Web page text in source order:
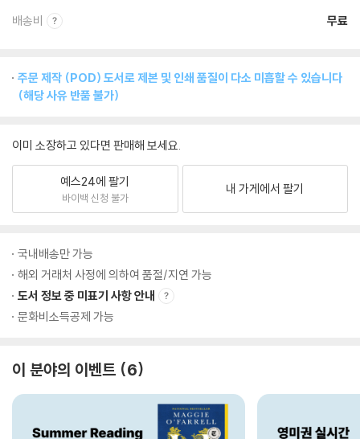
배송비 무료
주문 제작 (POD) 도서로 제본 및 인쇄 품질이 다소 미흡할 수 있습니다
(해당 사유 반품 불가)
이미 소장하고 있다면 판매해 보세요.
예스24에 팔기
바이백 신청 불가
내 가게에서 팔기
국내배송만 가능
해외 거래처 사정에 의하여 품절/지연 가능
도서 정보 중 미표기 사항 안내
문화비소득공제 가능
이 분야의 이벤트 6